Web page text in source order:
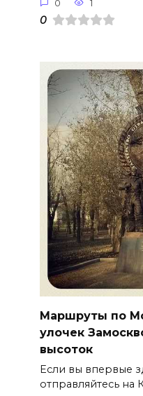
0 1
0
Маршруты по
улочек
высоток
Если вы впервые
отправляйтесь